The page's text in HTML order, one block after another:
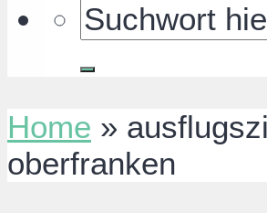
Home »
oberfranken